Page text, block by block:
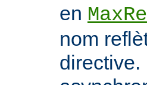
en
nom
directive.